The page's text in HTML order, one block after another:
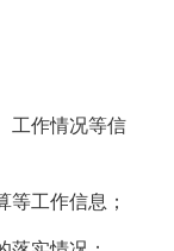
作情况等信
工作信息；